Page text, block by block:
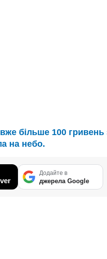
вже більше 100 гривень
на небо.
Додайте в
джерела Google